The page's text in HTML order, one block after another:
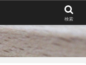
検索